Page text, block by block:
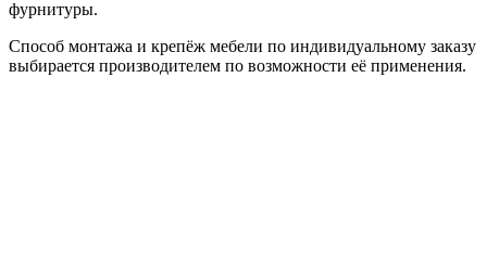
фурнитуры.
Способ монтажа и крепёж мебели по индивидуальному заказу
выбирается производителем по возможности её применения.